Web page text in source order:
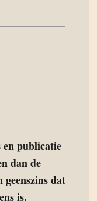
en publicatie
dan de
geenszins dat
is.